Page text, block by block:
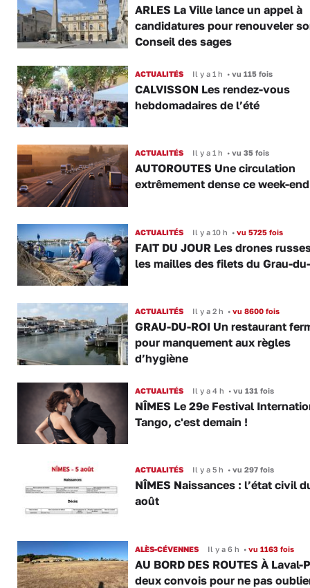
ARLES La Ville lance un appel à
candidatures pour renouveler
Conseil des sages
ACTUALITÉS Il y a 1 h •vu 115 fois
CALVISSON Les rendez-vous
hebdomadaires de l’été
ACTUALITÉS Il y a 1 h •vu 35 fois
AUTOROUTES Une circulation
extrêmement dense ce week-end
ACTUALITÉS Il y a 10 h •vu 5725 fois
FAIT DU JOUR Les drones
les mailles des filets du Grau-
ACTUALITÉS Il y a 2 h •vu 8600 fois
GRAU-DU-ROI Un restaurant
pour manquement aux règles
d’hygiène
ACTUALITÉS Il y a 4 h •vu 131 fois
NÎMES Le 29e Festival
Tango, c'est demain !
ACTUALITÉS Il y a 5 h •vu 297 fois
NÎMES Naissances : l’état civil
août
ALÈS-CÉVENNES Il y a 6 h •vu 1163 fois
AU BORD DES ROUTES À Laval-
deux convois pour ne pas